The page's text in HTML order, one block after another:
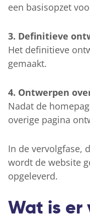
een basisopzet
3. Definitieve
Het definitieve
gemaakt.
4. Ontwerpen
Nadat de
overige pagina
In de vervolgfase,
wordt de website
opgeleverd.
Wat is er